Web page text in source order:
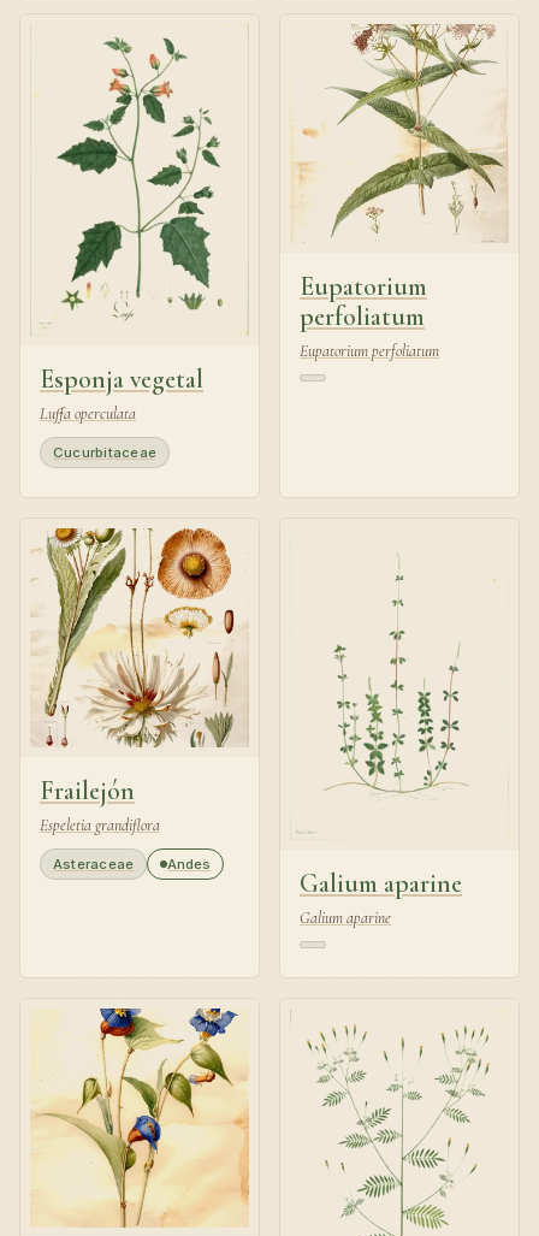
Esponja vegetal
Luffa operculata
Cucurbitaceae
Eupatorium
perfoliatum
Eupatorium perfoliatum
Frailejón
Espeletia grandiflora
Asteraceae Andes
Galium aparine
Galium aparine